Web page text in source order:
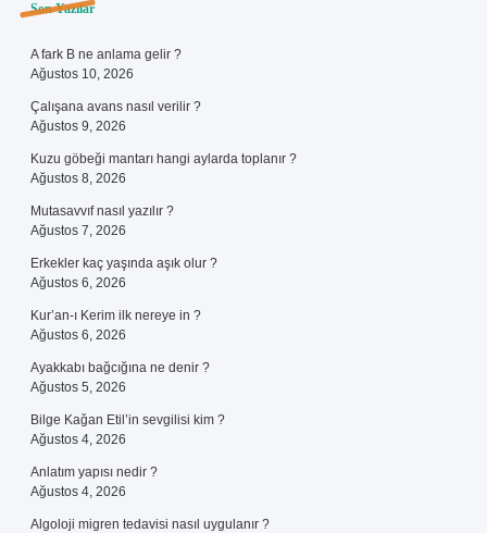
Sidebar
Son Yazılar
A fark B ne anlama gelir ?
Ağustos 10, 2026
Çalışana avans nasıl verilir ?
Ağustos 9, 2026
Kuzu göbeği mantarı hangi aylarda toplanır ?
Ağustos 8, 2026
Mutasavvıf nasıl yazılır ?
Ağustos 7, 2026
Erkekler kaç yaşında aşık olur ?
Ağustos 6, 2026
Kur’an-ı Kerim ilk nereye in ?
Ağustos 6, 2026
Ayakkabı bağcığına ne denir ?
Ağustos 5, 2026
Bilge Kağan Etil’in sevgilisi kim ?
Ağustos 4, 2026
Anlatım yapısı nedir ?
Ağustos 4, 2026
Algoloji migren tedavisi nasıl uygulanır ?